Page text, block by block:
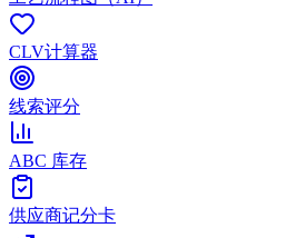
CLV计算器
线索评分
ABC 库存
供应商记分卡